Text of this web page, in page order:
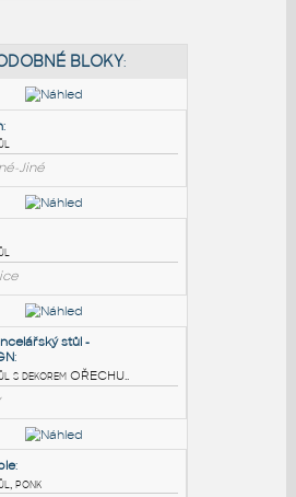
PODOBNÉ BLOKY:
stůl
Jiné
:
stůl